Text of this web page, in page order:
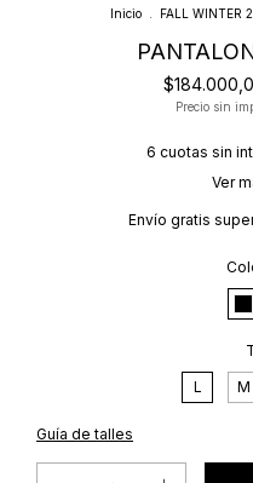
Inicio FALL WINTER
Precio sin
6 cuotas sin
Ver
Envío gratis
L
M
Guía de talles